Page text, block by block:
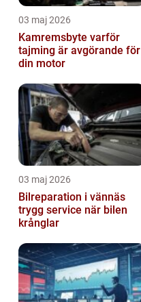
03 maj 2026
Kamremsbyte varför
tajming är avgörande för
din motor
03 maj 2026
Bilreparation i vännäs
trygg service när bilen
krånglar